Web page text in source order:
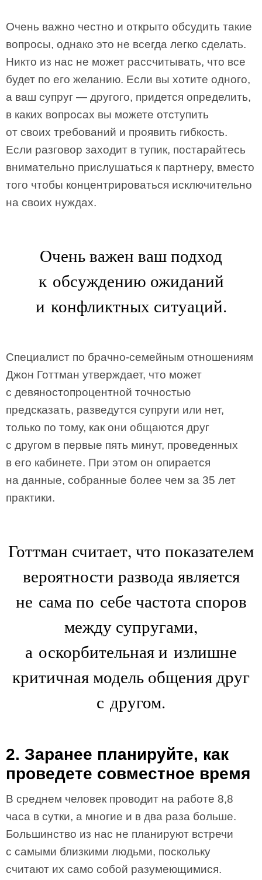
Очень важно честно и открыто обсудить такие
вопросы, однако это не всегда легко сделать.
Никто из нас не может рассчитывать, что все
будет по его желанию. Если вы хотите одного,
а ваш супруг — другого, придется определить,
в каких вопросах вы можете отступить
от своих требований и проявить гибкость.
Если разговор заходит в тупик, постарайтесь
внимательно прислушаться к партнеру, вместо
того чтобы концентрироваться исключительно
на своих нуждах.
Очень важен ваш подход
к обсуждению ожиданий
и конфликтных ситуаций.
Специалист по брачно-семейным отношениям
Джон Готтман утверждает, что может
с девяностопроцентной точностью
предсказать, разведутся супруги или нет,
только по тому, как они общаются друг
с другом в первые пять минут, проведенных
в его кабинете. При этом он опирается
на данные, собранные более чем за 35 лет
практики.
Готтман считает, что показателем
вероятности развода является
не сама по себе частота споров
между супругами,
а оскорбительная и излишне
критичная модель общения друг
с другом.
2. Заранее планируйте, как
проведете совместное время
В среднем человек проводит на работе 8,8
часа в сутки, а многие и в два раза больше.
Большинство из нас не планируют встречи
с самыми близкими людьми, поскольку
считают их само собой разумеющимися.